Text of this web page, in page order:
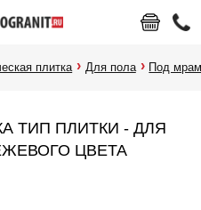
плитка Для пола Под
ТИП ПЛИТКИ - ДЛЯ
ЦВЕТА